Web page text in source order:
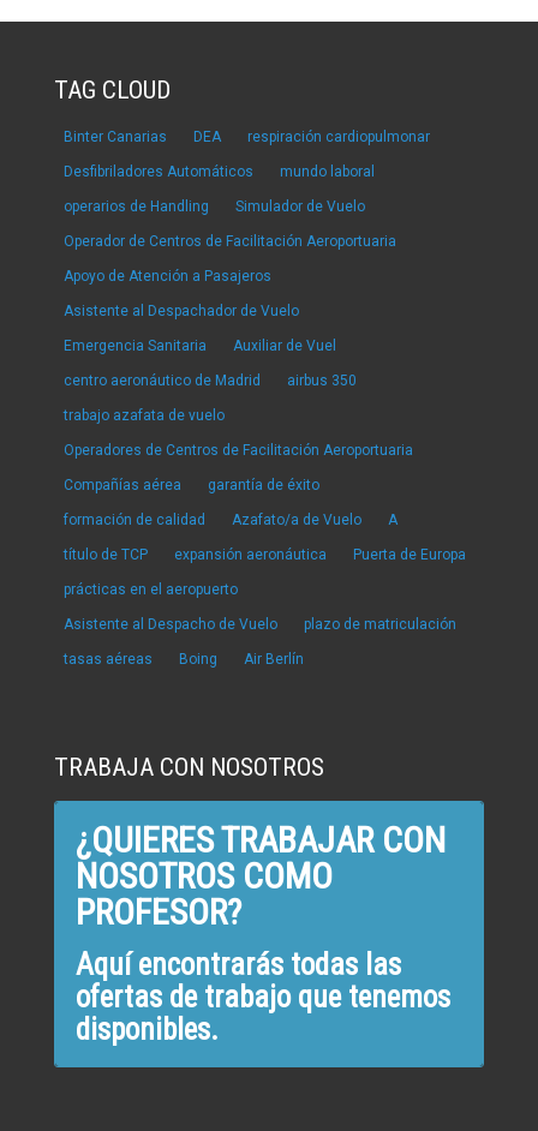
TAG CLOUD
Binter Canarias DEA respiración cardiopulmonar
Desfibriladores Automáticos mundo laboral
operarios de Handling Simulador de Vuelo
Operador de Centros de Facilitación Aeroportuaria
Apoyo de Atención a Pasajeros
Asistente al Despachador de Vuelo
Emergencia Sanitaria Auxiliar de Vuel
centro aeronáutico de Madrid airbus 350
trabajo azafata de vuelo
Operadores de Centros de Facilitación Aeroportuaria
Compañías aérea garantía de éxito
formación de calidad Azafato/a de Vuelo A
título de TCP expansión aeronáutica Puerta de Europa
prácticas en el aeropuerto
Asistente al Despacho de Vuelo plazo de matriculación
tasas aéreas Boing Air Berlín
TRABAJA CON NOSOTROS
¿QUIERES TRABAJAR CON
NOSOTROS COMO
PROFESOR?
Aquí encontrarás todas las
ofertas de trabajo que tenemos
disponibles.